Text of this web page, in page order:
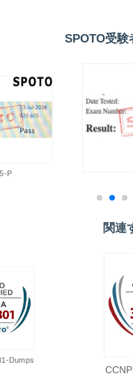
SPOTO受
P
関連
Dumps